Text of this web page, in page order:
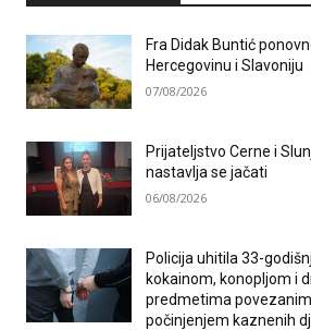
Fra Didak Buntić
Hercegovinu i Slavoniju
07/08/2026
Prijateljstvo Cerne i
nastavlja se jačati
06/08/2026
Policija uhitila 33-
kokainom, konopljom i
predmetima
počinjenjem kaznenih